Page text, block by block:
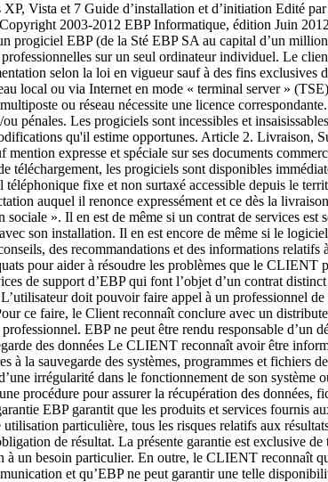
Vista et 7 Guide d’installation et d’initiation Edité
2003-2012 EBP Informatique, édition Juin
progiciel EBP (de la Sté EBP SA au capital d’un
sur un seul ordinateur individuel. Le
selon la loi en vigueur sauf à des fins
local ou via Internet en mode « terminal server »
ou réseau nécessite une licence
pénales. Les progiciels sont incessibles et
qu'il estime opportunes. Article 2.
mention expresse et spéciale sur ses documents
téléchargement, les progiciels sont disponibles
téléphonique fixe et non surtaxé accessible depuis le
auquel il renonce expressément et ce dès la
sociale ». Il en est de même si un contrat de services
son installation. Il en est encore de même si le
des recommandations et des informations
pour aider à résoudre les problèmes que le
de support d’EBP qui font l’objet d’un contrat
doit pouvoir faire appel à un professionnel
ce faire, le Client reconnaît conclure avec un
EBP ne peut être rendu responsable d’un
des données Le CLIENT reconnaît avoir être
à la sauvegarde des systèmes, programmes et fichiers
irrégularité dans le fonctionnement de son
procédure pour assurer la récupération des données,
EBP garantit que les produits et services fournis
particulière, tous les risques relatifs aux
de résultat. La présente garantie est exclusive
à un besoin particulier. En outre, le CLIENT reconnaît
et qu’EBP ne peut garantir une telle